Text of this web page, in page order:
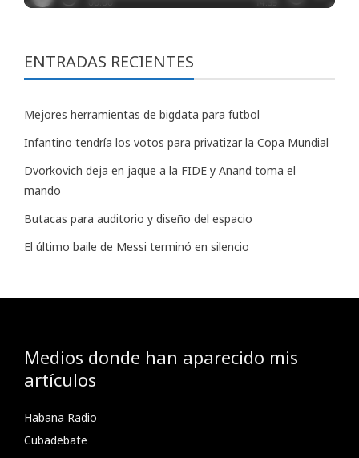
ENTRADAS RECIENTES
Mejores herramientas de bigdata para futbol
Infantino tendría los votos para privatizar la Copa Mundial
Dvorkovich deja en jaque a la FIDE y Anand toma el
mando
Butacas para auditorio y diseño del espacio
El último baile de Messi terminó en silencio
Medios donde han aparecido mis
artículos
Habana Radio
Cubadebate